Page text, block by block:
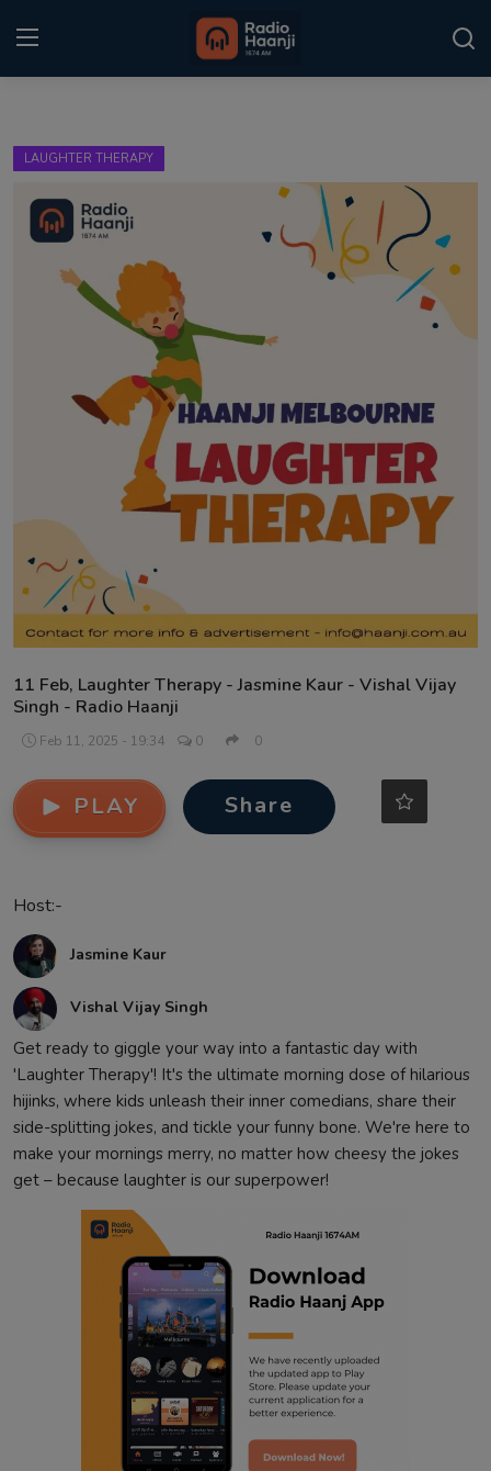
Punjabi Podcast
Kitaab Kahani
Matrimonial
Contact
LAUGHTER THERAPY
11 Feb, Laughter Therapy - Jasmine Kaur - Vishal Vijay
Singh - Radio Haanji
Feb 11, 2025 - 19:34 0 0
PLAY Share
Host:-
Jasmine Kaur
Vishal Vijay Singh
Get ready to giggle your way into a fantastic day with
'Laughter Therapy'! It's the ultimate morning dose of hilarious
hijinks, where kids unleash their inner comedians, share their
side-splitting jokes, and tickle your funny bone. We're here to
make your mornings merry, no matter how cheesy the jokes
get – because laughter is our superpower!